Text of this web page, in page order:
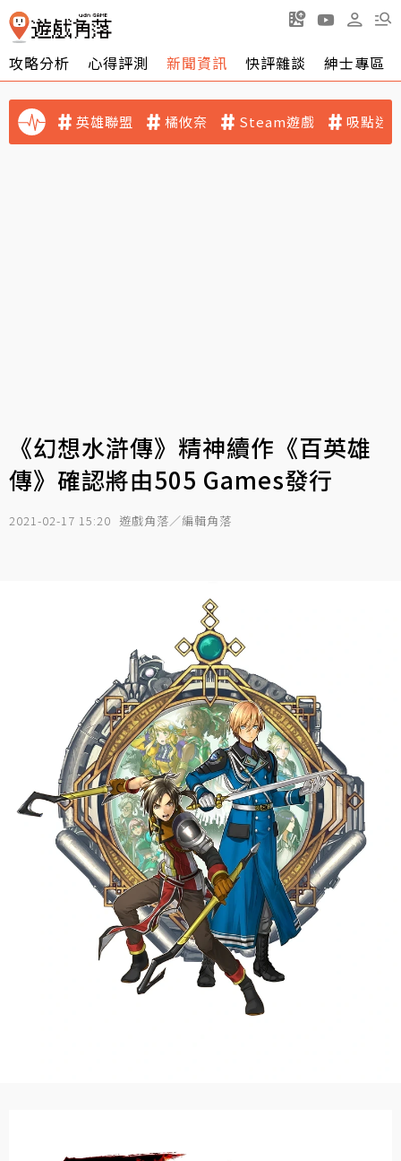
攻略分析 心得評測 新聞資訊 快評雜談 紳士專區
英雄聯盟 橘攸奈 Steam遊戲 吸點迷
《幻想水滸傳》精神續作《百英雄
傳》確認將由505 Games發行
2021-02-17 15:20 遊戲角落／編輯角落